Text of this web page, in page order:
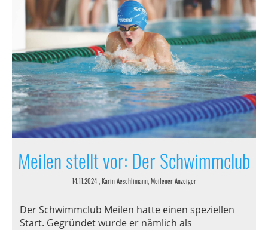
Meilen stellt vor: Der Schwimmclub
14.11.2024, Karin Aeschlimann, Meilener Anzeiger
Der Schwimmclub Meilen hatte einen speziellen
Start. Gegründet wurde er nämlich als